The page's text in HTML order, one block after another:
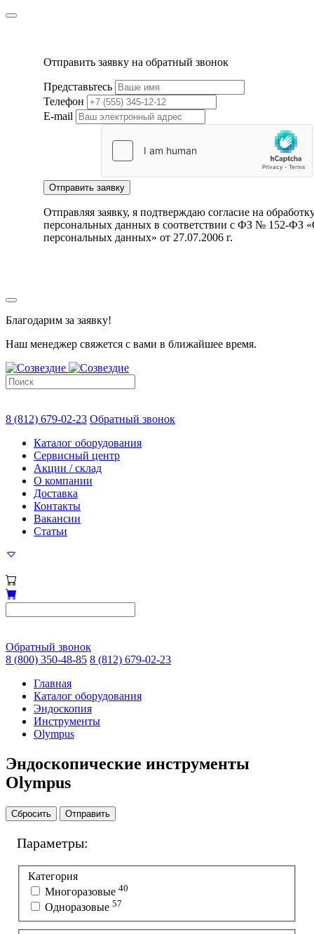
Отправить заявку на обратный звонок
Представьтесь
Телефон
E-mail
Отправить заявку
Отправляя заявку, я подтверждаю согласие на
персональных данных в соответствии с ФЗ № 152-ФЗ
персональных данных» от 27.07.2006 г.
Благодарим за заявку!
Наш менеджер свяжется с вами в ближайшее время.
8 (812) 679-02-23 Обратный звонок
Каталог оборудования
Сервисный центр
Акции / склад
О компании
Доставка
Контакты
Вакансии
Статьи
Обратный звонок
8 (800) 350-48-85 8 (812) 679-02-23
Главная
Каталог оборудования
Эндоскопия
Инструменты
Olympus
Эндоскопические инструменты
Olympus
Сбросить Отправить
Параметры:
Категория
Многоразовые 40
Одноразовые 57